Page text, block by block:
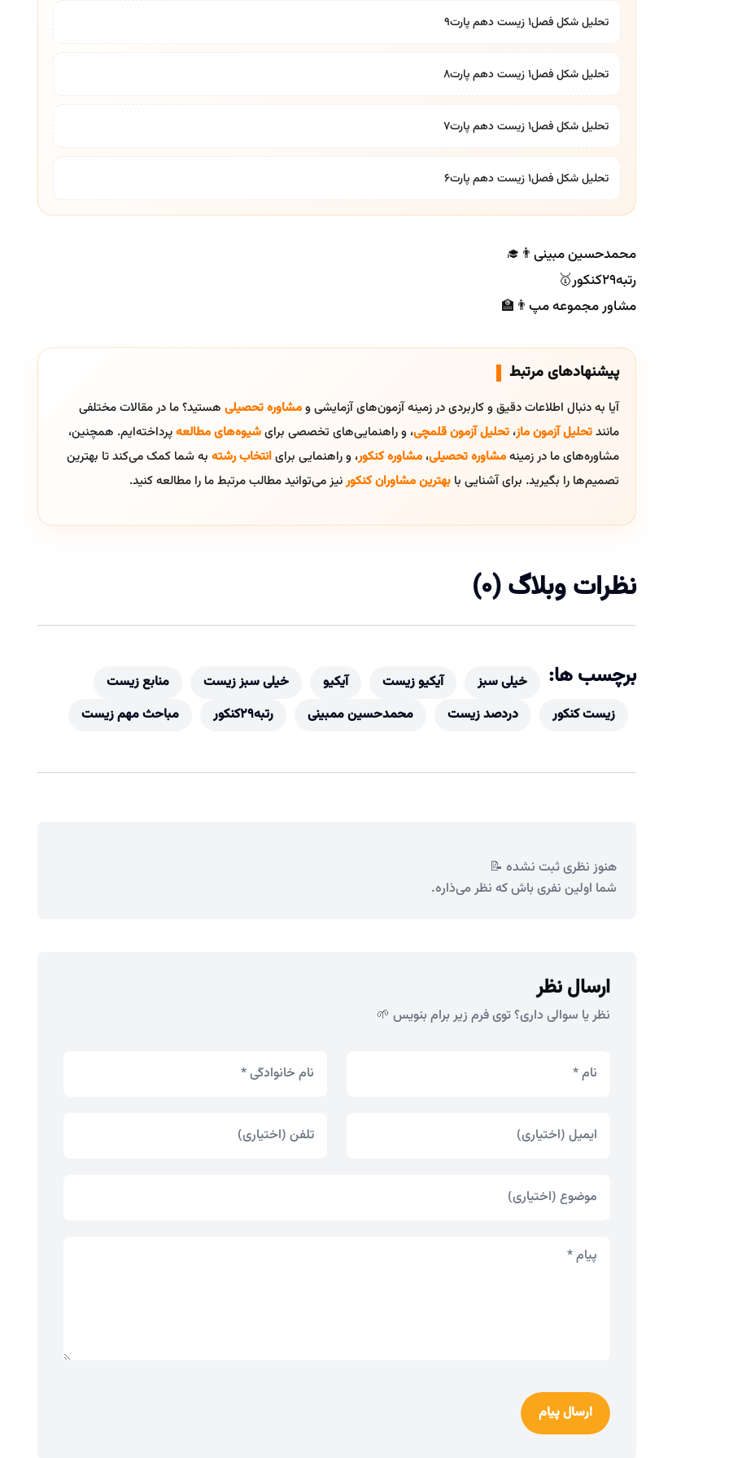
تحلیل شکل فصل1 زیست دهم پارت9
تحلیل شکل فصل1 زیست دهم پارت8
تحلیل شکل فصل1 زیست دهم پارت7
تحلیل شکل فصل1 زیست دهم پارت6
محمدحسین مبینی👨‍🎓
رتبه۲۹کنکور🥇
مشاور مجموعه مپ👨‍🏫
پیشنهادهای مرتبط
آیا به دنبال اطلاعات دقیق و کاربردی در زمینه آزمون‌های آزمایشی ومشاوره تحصیلی هستید؟ ما در مقالات مختلفی
مانندتحلیل آزمون ماز، تحلیل آزمون قلمچی، و راهنمایی‌های تخصصی برایشیوه‌های مطالعهپرداخته‌ایم. همچنین،
مشاوره‌های ما در زمینهمشاوره تحصیلی، مشاوره کنکور، و راهنمایی برایانتخاب رشته به شما کمک می‌کند تا بهترین
تصمیم‌ها را بگیرید. برای آشنایی با بهترین مشاوران کنکورنیز می‌توانید مطالب مرتبط ما را مطالعه کنید.
نظرات وبلاگ (0)
برچسب ها: خیلی سبز آیکیو زیست آیکیو خیلی سبز زیست
منابع زیست
زیست کنکور
دردصد زیست محمدحسین ممبینی رتبه29کنکور مباحث مهم زیست
هنوز نظری ثبت نشده 📝
شما اولین نفری باش که نظر می‌ذاره.
ارسال نظر
نظر یا سوالی داری؟ توی فرم زیر برام بنویس 🌱
ارسال پیام